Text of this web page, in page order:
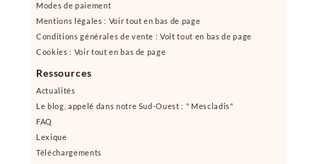
Modes de paiement
Mentions légales : Voir tout en bas de page
Conditions générales de vente : Voit tout en bas de page
Cookies : Voir tout en bas de page
Ressources
Actualités
Le blog, appelé dans notre Sud-Ouest : " Mescladis"
FAQ
Lexique
Téléchargements